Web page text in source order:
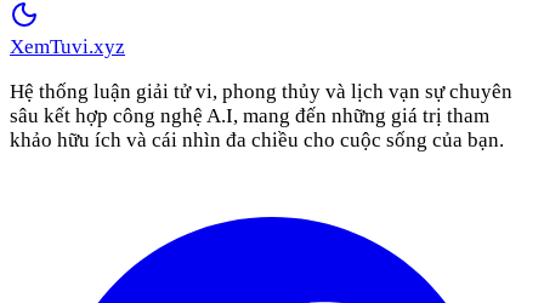
XemTuvi.xyz
Hệ thống luận giải tử vi, phong thủy và lịch vạn sự chuyên
sâu kết hợp công nghệ A.I, mang đến những giá trị tham
khảo hữu ích và cái nhìn đa chiều cho cuộc sống của bạn.